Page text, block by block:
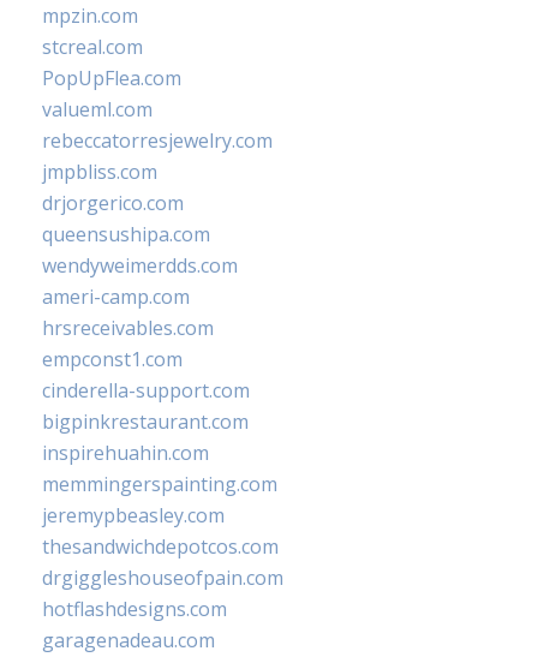
mpzin.com
stcreal.com
PopUpFlea.com
valueml.com
rebeccatorresjewelry.com
jmpbliss.com
drjorgerico.com
queensushipa.com
wendyweimerdds.com
ameri-camp.com
hrsreceivables.com
empconst1.com
cinderella-support.com
bigpinkrestaurant.com
inspirehuahin.com
memmingerspainting.com
jeremypbeasley.com
thesandwichdepotcos.com
drgiggleshouseofpain.com
hotflashdesigns.com
garagenadeau.com